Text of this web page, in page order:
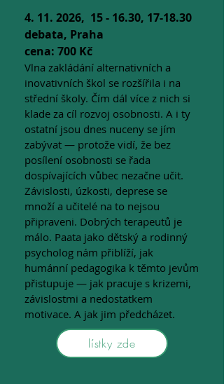
4. 11. 2026, 15 - 16.30, 17-18.30
debata, Praha
cena: 700 Kč
Vlna zakládání alternativních a
inovativních škol se rozšířila i na
střední školy. Čím dál více z nich si
klade za cíl rozvoj osobnosti. A i ty
ostatní jsou dnes nuceny se jím
zabývat — protože vidí, že bez
posílení osobnosti se řada
dospívajících vůbec nezačne učit.
Závislosti, úzkosti, deprese se
množí a učitelé na to nejsou
připraveni. Dobrých terapeutů je
málo. Paata jako dětský a rodinný
psycholog nám přiblíží, jak
humánní pedagogika k těmto jevům
přistupuje — jak pracuje s krizemi,
závislostmi a nedostatkem
motivace. A jak jim předcházet.
lístky zde